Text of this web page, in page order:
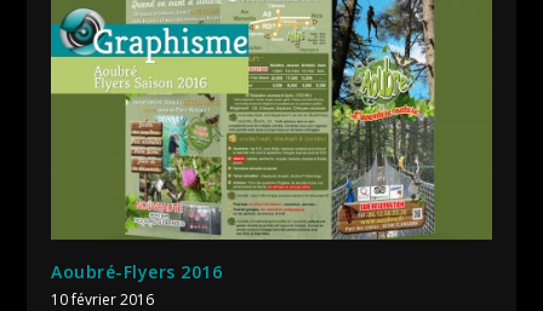
Aoubré-Flyers 2016
10 février 2016